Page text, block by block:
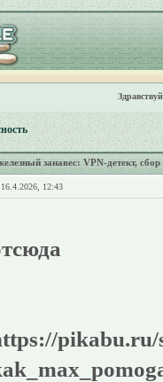
занавес: VPN-детект, сбор
16.4.2026, 12:43
pikabu.ru/